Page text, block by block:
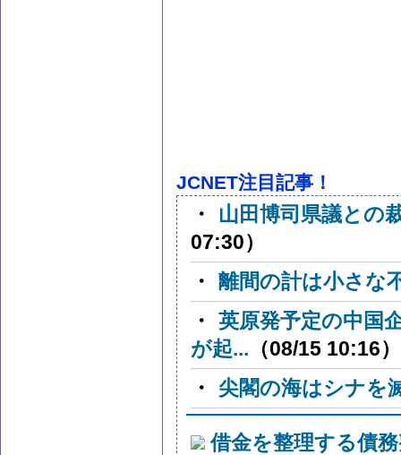
JCNET注目記事！
・
山田博司県議との
07:30）
・ 離間の計は小さな
・ 英原発予定の中国
が起... （08/15 10:16）
・
尖閣の海はシナを
借金を整理する債